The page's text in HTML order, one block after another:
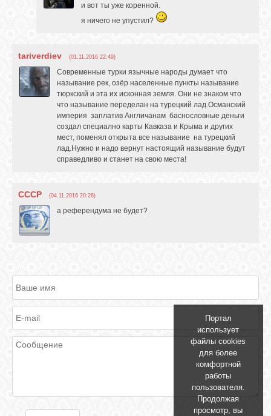
и вот ты уже коренной.
я ничего не упустил?
tariverdiev (01.11.2016 22:49)
Современные турки язычные народы думает что
называние рек, озёр населенные пункты называние
тюркский и эта их исконная земля. Они не знаком что
что называние переделан на турецкий лад.Османский
империя заплатив Англичанам баснословные деньги
создал специално карты Кавказа и Крыма и других
мест, поменял открыта все называние на турецкий
лад.Нужно и надо вернут настоящий называние будут
справедливо и станет на свою места!
СССР (04.11.2016 20:28)
а референдума не будет?
Портал
использует
файлы cookies
для более
комфортной
работы
пользователя.
Продолжая
просмотр, вы